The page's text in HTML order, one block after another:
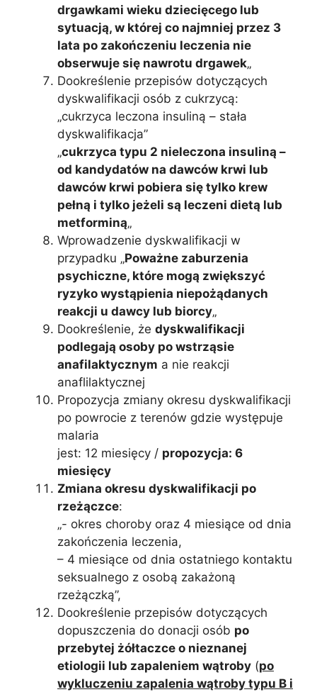
drgawkami wieku dziecięcego lub
sytuacją, w której co najmniej przez 3
lata po zakończeniu leczenia nie
obserwuje się nawrotu drgawek„
Dookreślenie przepisów dotyczących
dyskwalifikacji osób z cukrzycą:
„cukrzyca leczona insuliną – stała
dyskwalifikacja”
„cukrzyca typu 2 nieleczona insuliną –
od kandydatów na dawców krwi lub
dawców krwi pobiera się tylko krew
pełną i tylko jeżeli są leczeni dietą lub
metforminą„
Wprowadzenie dyskwalifikacji w
przypadku „Poważne zaburzenia
psychiczne, które mogą zwiększyć
ryzyko wystąpienia niepożądanych
reakcji u dawcy lub biorcy„
Dookreślenie, że dyskwalifikacji
podlegają osoby po wstrząsie
anafilaktycznym a nie reakcji
anaflilaktycznej
Propozycja zmiany okresu dyskwalifikacji
po powrocie z terenów gdzie występuje
malaria
jest: 12 miesięcy / propozycja: 6
miesięcy
Zmiana okresu dyskwalifikacji po
rzeżączce:
„- okres choroby oraz 4 miesiące od dnia
zakończenia leczenia,
– 4 miesiące od dnia ostatniego kontaktu
seksualnego z osobą zakażoną
rzeżączką”,
Dookreślenie przepisów dotyczących
dopuszczenia do donacji osób po
przebytej żółtaczce o nieznanej
etiologii lub zapaleniem wątroby (po
wykluczeniu zapalenia wątroby typu B i